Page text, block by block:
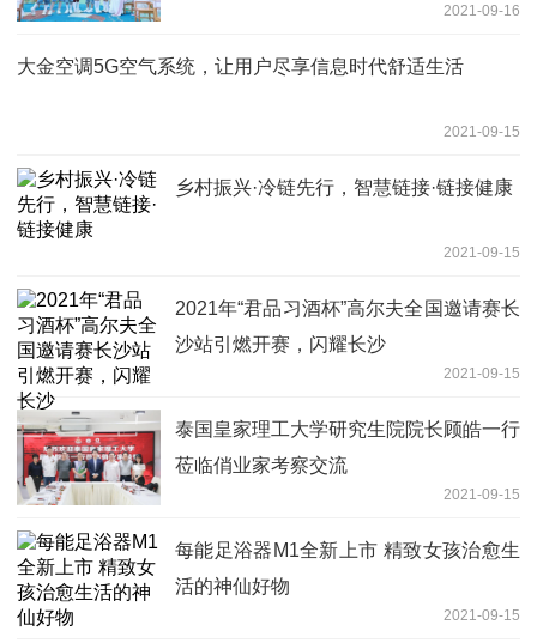
2021-09-16
大金空调5G空气系统，让用户尽享信息时代舒适生活
2021-09-15
乡村振兴·冷链先行，智慧链接·链接健康
2021-09-15
2021年“君品习酒杯”高尔夫全国邀请赛长
沙站引燃开赛，闪耀长沙
2021-09-15
泰国皇家理工大学研究生院院长顾皓一行
莅临俏业家考察交流
2021-09-15
每能足浴器M1全新上市 精致女孩治愈生
活的神仙好物
2021-09-15